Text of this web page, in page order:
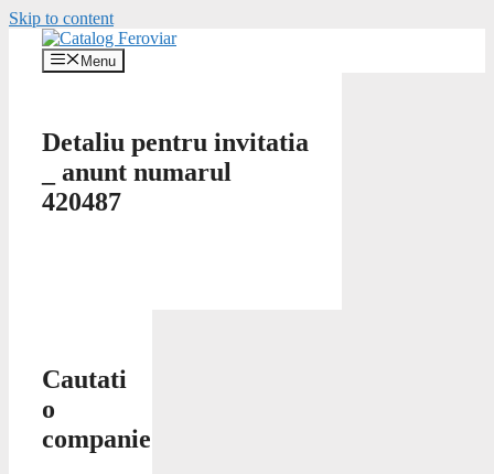
Skip to content
Menu
Detaliu pentru invitatia
_ anunt numarul
420487
Cautati
o
companie